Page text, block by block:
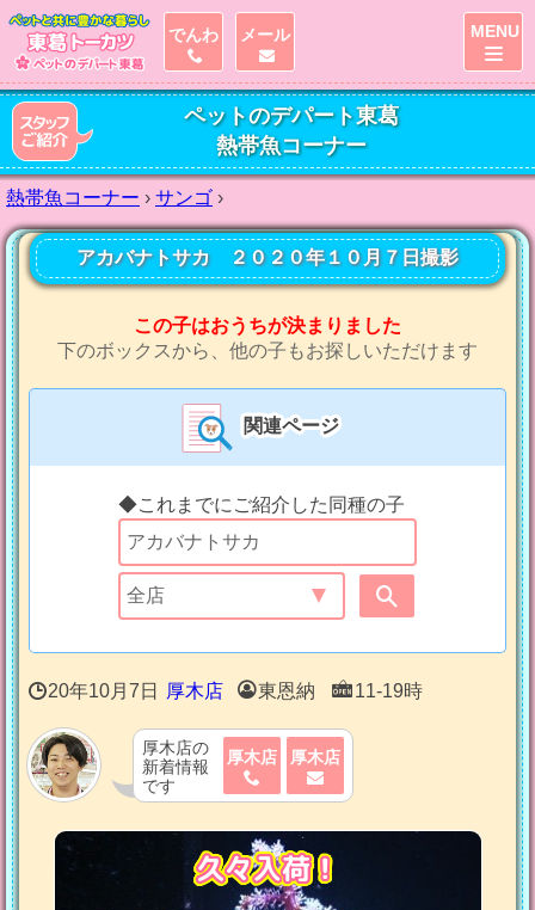
ペットのデパート東葛
熱帯魚コーナー
熱帯魚コーナー › サンゴ ›
アカバナトサカ ２０２０年１０月７日撮影
この子はおうちが決まりました
下のボックスから、他の子もお探しいただけます
関連ページ
◆これまでにご紹介した同種の子
20年10月7日 厚木店 東恩納 11-19時
厚木店の
新着情報
です
厚木店 厚木店
久々入荷！
でんわ メール MENU